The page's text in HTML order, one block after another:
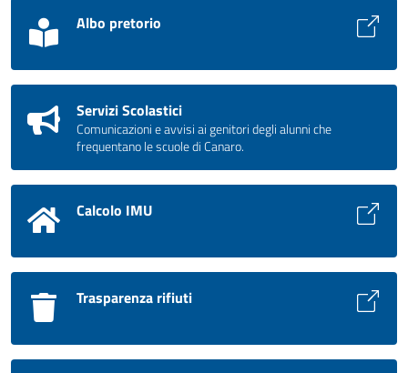
Albo pretorio
Servizi Scolastici
Comunicazioni e avvisi ai genitori degli alunni che
frequentano le scuole di Canaro.
Calcolo IMU
Trasparenza rifiuti